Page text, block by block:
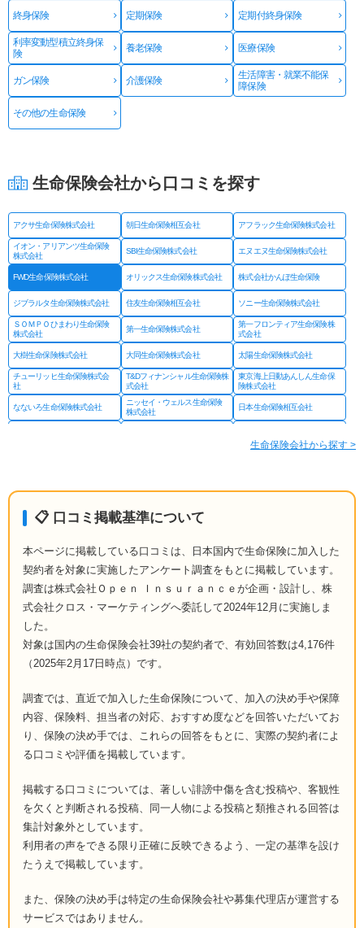
終身保険 定期保険 定期付終身保険
利率変動型積立終身保
険
養老保険 医療保険
ガン保険 介護保険
生活障害・就業不能保
障保険
その他の生命保険
生命保険会社から口コミを探す
アクサ生命保険株式会社 朝日生命保険相互会社 アフラック生命保険株式会社
イオン・アリアンツ生命保険
株式会社
SBI生命保険株式会社 エヌエヌ生命保険株式会社
FWD生命保険株式会社 オリックス生命保険株式会社 株式会社かんぽ生命保険
ジブラルタ生命保険株式会社 住友生命保険相互会社 ソニー生命保険株式会社
ＳＯＭＰＯひまわり生命保険
株式会社
第一生命保険株式会社
第一フロンティア生命保険株
式会社
大樹生命保険株式会社 大同生命保険株式会社 太陽生命保険株式会社
チューリッヒ生命保険株式会
社
T&Dフィナンシャル生命保険株
式会社
東京海上日動あんしん生命保
険株式会社
なないろ生命保険株式会社
ニッセイ・ウェルス生命保険
株式会社
日本生命保険相互会社
社
険株式会社
命保険株式会社
みどり生命保険株式会社 明治安田生命保険相互会社
生命保険会社から探す >
📋 口コミ掲載基準について
本ページに掲載している口コミは、日本国内で生命保険に加入した
契約者を対象に実施したアンケート調査をもとに掲載しています。
調査は株式会社Ｏｐｅｎ Ｉｎｓｕｒａｎｃｅが企画・設計し、株
式会社クロス・マーケティングへ委託して2024年12月に実施しま
した。
対象は国内の生命保険会社39社の契約者で、有効回答数は4,176件
（2025年2月17日時点）です。
調査では、直近で加入した生命保険について、加入の決め手や保障
内容、保険料、担当者の対応、おすすめ度などを回答いただいてお
り、保険の決め手では、これらの回答をもとに、実際の契約者によ
る口コミや評価を掲載しています。
掲載する口コミについては、著しい誹謗中傷を含む投稿や、客観性
を欠くと判断される投稿、同一人物による投稿と類推される回答は
集計対象外としています。
利用者の声をできる限り正確に反映できるよう、一定の基準を設け
たうえで掲載しています。
また、保険の決め手は特定の生命保険会社や募集代理店が運営する
サービスではありません。